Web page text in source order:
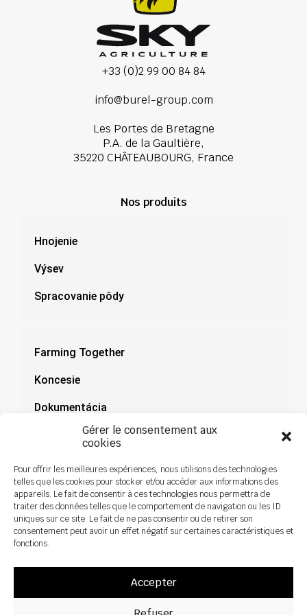
Gérer le consentement aux
cookies
Pour offrir les meilleures expériences, nous utilisons des technologies
telles que les cookies pour stocker et/ou accéder aux informations des
appareils. Le fait de consentir à ces technologies nous permettra de
traiter des données telles que le comportement de navigation ou les ID
uniques sur ce site. Le fait de ne pas consentir ou de retirer son
consentement peut avoir un effet négatif sur certaines caractéristiques et
fonctions.
Accepter
+33 (0)2 99 00 84 84
info@burel-group.com
Les Portes de Bretagne
P.A. de la Gaultière,
35220 CHÂTEAUBOURG, France
Nos produits
Hnojenie
Výsev
Spracovanie pôdy
Farming Together
Koncesie
Dokumentácia